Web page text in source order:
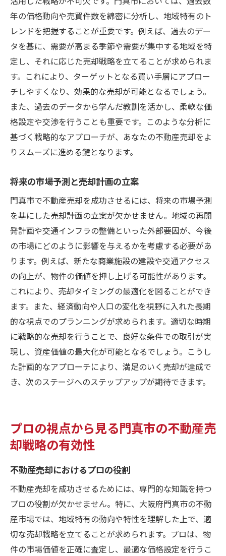
年の価格動向や売買件数を綿密に分析し、地域特有のト
レンドを把握することが重要です。例えば、過去のデー
タを基に、需要が高まる季節や需要が集中する地域を特
定し、それに応じた売却戦略を立てることが求められま
す。これにより、ターゲットとなる買い手層にアプロー
チしやすくなり、効果的な売却が可能となるでしょう。
また、過去のデータから学んだ教訓を活かし、柔軟な価
格設定や交渉を行うことも重要です。このような分析に
基づく戦略的なアプローチが、あなたの不動産売却をよ
りスムーズに進める鍵となります。
将来の市場予測と売却計画の立案
門真市で不動産売却を成功させるには、将来の市場予測
を基にした売却計画の立案が欠かせません。地域の再開
発計画や交通インフラの整備といった外部要因が、今後
の市場にどのように影響を与えるかを考慮する必要があ
ります。例えば、新たな商業施設の建設や交通アクセス
の向上が、物件の価値を押し上げる可能性があります。
これにより、売却タイミングの最適化を図ることができ
ます。また、経済動向や人口の変化を視野に入れた長期
的な視点でのプランニングが求められます。適切な時期
に戦略的な売却を行うことで、良好な条件での取引が実
現し、資産価値の最大化が可能となるでしょう。こうし
た計画的なアプローチにより、満足のいく売却が達成で
き、次のステージへのステップアップが期待できます。
プロの視点から見る門真市の不動産売
却戦略の有効性
不動産売却におけるプロの役割
不動産売却を成功させるためには、専門的な知識を持つ
プロの役割が欠かせません。特に、大阪府門真市の不動
産市場では、地域特有の動向や特性を理解した上で、適
切な売却戦略を立てることが求められます。プロは、物
件の市場価値を正確に査定し、最適な価格設定を行うこ